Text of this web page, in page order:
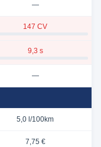
—
147 CV
9,3 s
—
5,0 l/100km
7,75 €